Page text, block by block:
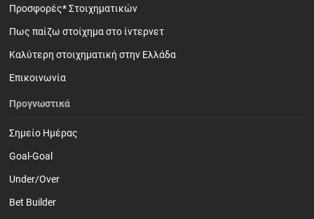
Προσφορές* Στοιχηματικών
Πως παίζω στοίχημα στο ίντερνετ
Καλύτερη στοιχηματική στην Ελλάδα
Επικοινωνία
Προγνωστικά
Σημείο Ημέρας
Goal-Goal
Under/Over
Bet Builder